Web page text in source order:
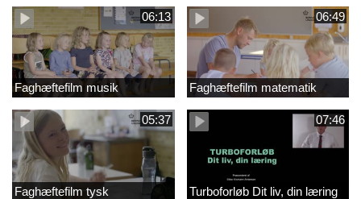
06:13
Faghæftefilm musik
06:49
Faghæftefilm matematik
05:37
Faghæftefilm tysk
07:46
Turboforløb Dit liv, din læring